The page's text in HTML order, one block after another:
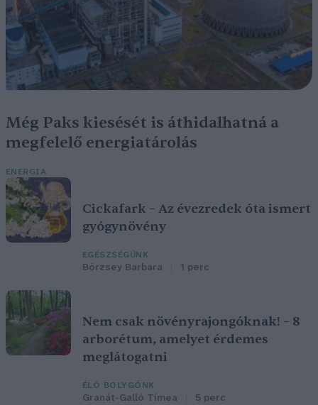
Még Paks kiesését is áthidalhatná a
megfelelő energiatárolás
ENERGIA
Cickafark – Az évezredek óta ismert
gyógynövény
EGÉSZSÉGÜNK
Börzsey Barbara 1 perc
Nem csak növényrajongóknak! – 8
arborétum, amelyet érdemes
meglátogatni
ÉLŐ BOLYGÓNK
Granát-Galló Tímea 5 perc